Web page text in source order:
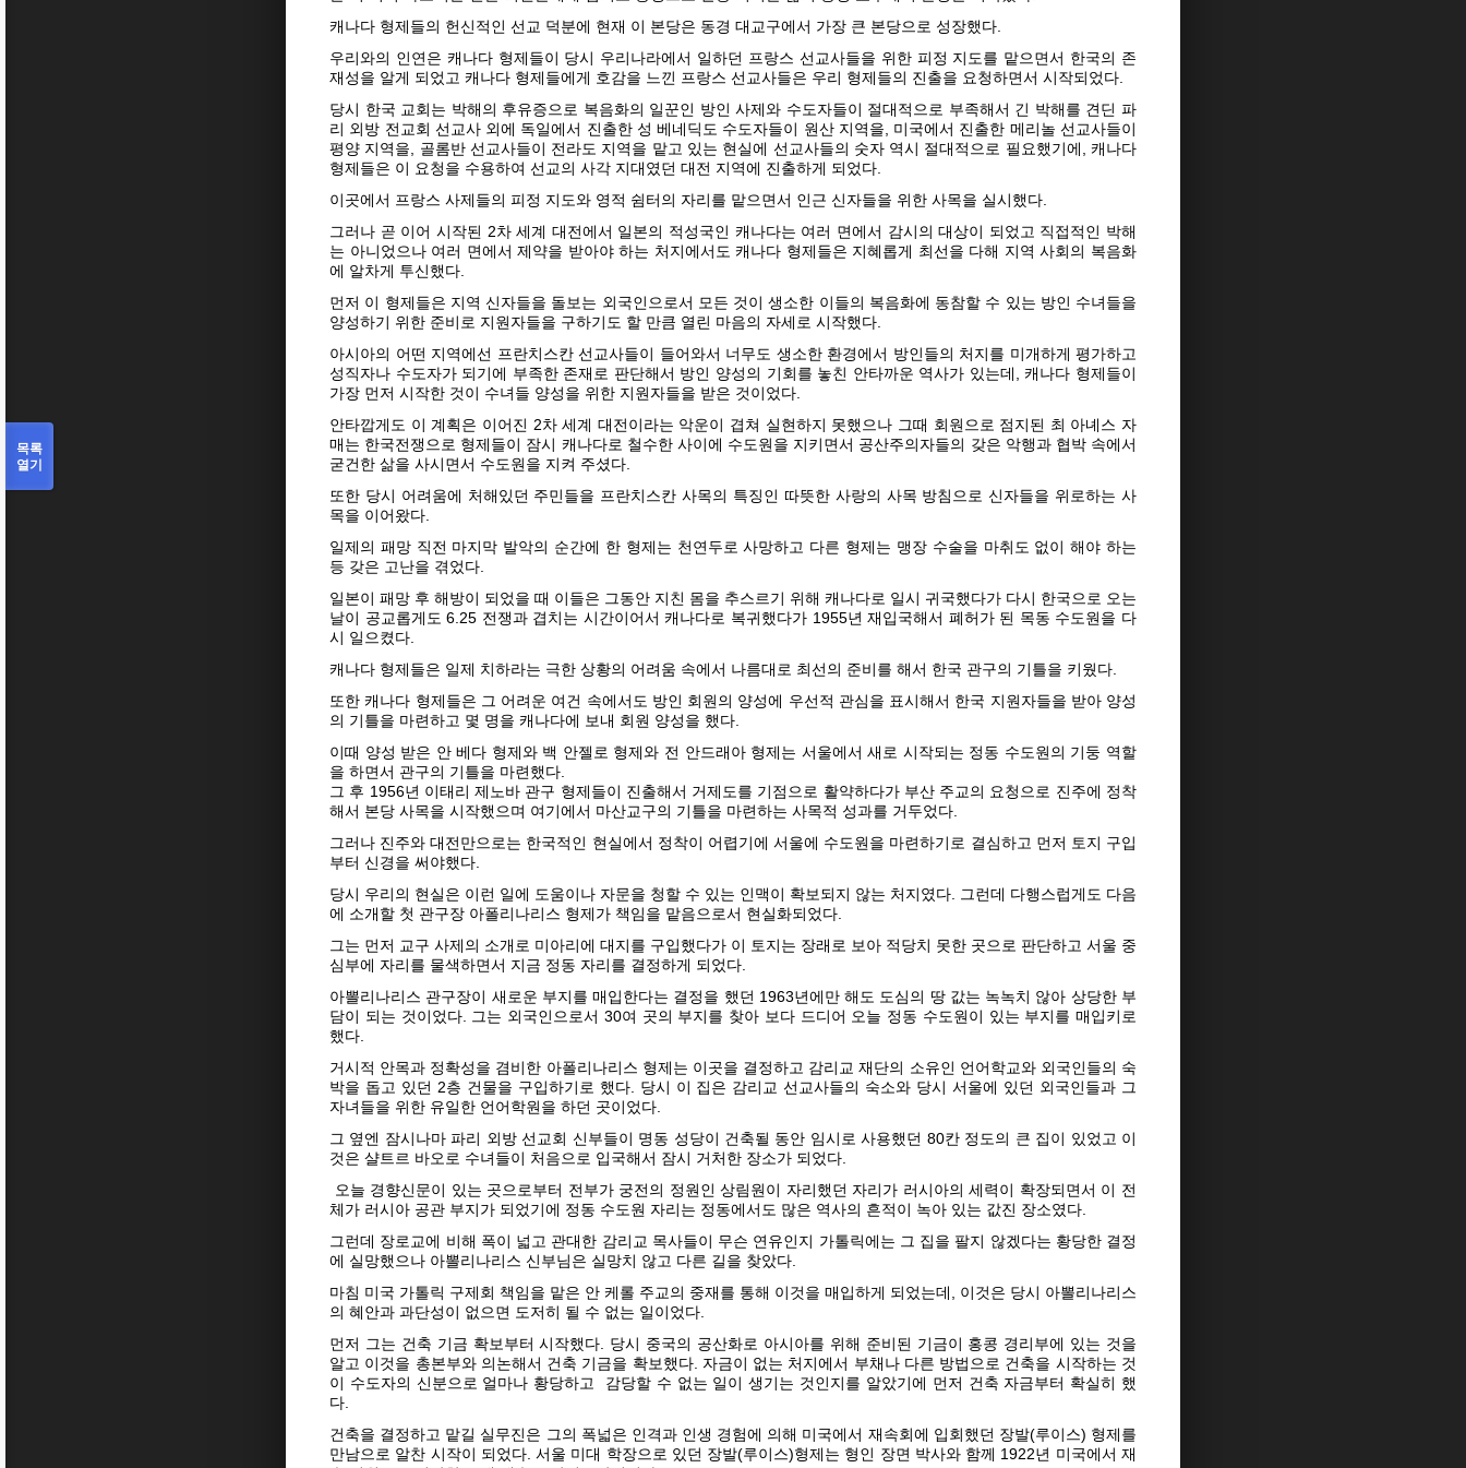
캐나다 형제들의 헌신적인 선교 덕분에 현재 이 본당은 동경 대교구에서 가장 큰 본당으로 성장했다.
우리와의 인연은 캐나다 형제들이 당시 우리나라에서 일하던 프랑스 선교사들을 위한 피정 지도를 맡으면서 한국의 존
재성을 알게 되었고 캐나다 형제들에게 호감을 느낀 프랑스 선교사들은 우리 형제들의 진출을 요청하면서 시작되었다.
당시 한국 교회는 박해의 후유증으로 복음화의 일꾼인 방인 사제와 수도자들이 절대적으로 부족해서 긴 박해를 견딘 파
리 외방 전교회 선교사 외에 독일에서 진출한 성 베네딕도 수도자들이 원산 지역을, 미국에서 진출한 메리놀 선교사들이
평양 지역을, 골롬반 선교사들이 전라도 지역을 맡고 있는 현실에 선교사들의 숫자 역시 절대적으로 필요했기에, 캐나다
형제들은 이 요청을 수용하여 선교의 사각 지대였던 대전 지역에 진출하게 되었다.
이곳에서 프랑스 사제들의 피정 지도와 영적 쉼터의 자리를 맡으면서 인근 신자들을 위한 사목을 실시했다.
그러나 곧 이어 시작된 2차 세계 대전에서 일본의 적성국인 캐나다는 여러 면에서 감시의 대상이 되었고 직접적인 박해
는 아니었으나 여러 면에서 제약을 받아야 하는 처지에서도 캐나다 형제들은 지혜롭게 최선을 다해 지역 사회의 복음화
에 알차게 투신했다.
먼저 이 형제들은 지역 신자들을 돌보는 외국인으로서 모든 것이 생소한 이들의 복음화에 동참할 수 있는 방인 수녀들을
양성하기 위한 준비로 지원자들을 구하기도 할 만큼 열린 마음의 자세로 시작했다.
아시아의 어떤 지역에선 프란치스칸 선교사들이 들어와서 너무도 생소한 환경에서 방인들의 처지를 미개하게 평가하고
성직자나 수도자가 되기에 부족한 존재로 판단해서 방인 양성의 기회를 놓친 안타까운 역사가 있는데, 캐나다 형제들이
가장 먼저 시작한 것이 수녀들 양성을 위한 지원자들을 받은 것이었다.
안타깝게도 이 계획은 이어진 2차 세계 대전이라는 악운이 겹쳐 실현하지 못했으나 그때 회원으로 점지된 최 아녜스 자
매는 한국전쟁으로 형제들이 잠시 캐나다로 철수한 사이에 수도원을 지키면서 공산주의자들의 갖은 악행과 협박 속에서
굳건한 삶을 사시면서 수도원을 지켜 주셨다.
또한 당시 어려움에 처해있던 주민들을 프란치스칸 사목의 특징인 따뜻한 사랑의 사목 방침으로 신자들을 위로하는 사
목을 이어왔다.
일제의 패망 직전 마지막 발악의 순간에 한 형제는 천연두로 사망하고 다른 형제는 맹장 수술을 마취도 없이 해야 하는
등 갖은 고난을 겪었다.
일본이 패망 후 해방이 되었을 때 이들은 그동안 지친 몸을 추스르기 위해 캐나다로 일시 귀국했다가 다시 한국으로 오는
날이 공교롭게도 6.25 전쟁과 겹치는 시간이어서 캐나다로 복귀했다가 1955년 재입국해서 폐허가 된 목동 수도원을 다
시 일으켰다.
캐나다 형제들은 일제 치하라는 극한 상황의 어려움 속에서 나름대로 최선의 준비를 해서 한국 관구의 기틀을 키웠다.
또한 캐나다 형제들은 그 어려운 여건 속에서도 방인 회원의 양성에 우선적 관심을 표시해서 한국 지원자들을 받아 양성
의 기틀을 마련하고 몇 명을 캐나다에 보내 회원 양성을 했다.
이때 양성 받은 안 베다 형제와 백 안젤로 형제와 전 안드래아 형제는 서울에서 새로 시작되는 정동 수도원의 기둥 역할
을 하면서 관구의 기틀을 마련했다.
그 후 1956년 이태리 제노바 관구 형제들이 진출해서 거제도를 기점으로 활약하다가 부산 주교의 요청으로 진주에 정착
해서 본당 사목을 시작했으며 여기에서 마산교구의 기틀을 마련하는 사목적 성과를 거두었다.
그러나 진주와 대전만으로는 한국적인 현실에서 정착이 어렵기에 서울에 수도원을 마련하기로 결심하고 먼저 토지 구입
부터 신경을 써야했다.
당시 우리의 현실은 이런 일에 도움이나 자문을 청할 수 있는 인맥이 확보되지 않는 처지였다. 그런데 다행스럽게도 다음
에 소개할 첫 관구장 아폴리나리스 형제가 책임을 맡음으로서 현실화되었다.
그는 먼저 교구 사제의 소개로 미아리에 대지를 구입했다가 이 토지는 장래로 보아 적당치 못한 곳으로 판단하고 서울 중
심부에 자리를 물색하면서 지금 정동 자리를 결정하게 되었다.
아뽈리나리스 관구장이 새로운 부지를 매입한다는 결정을 했던 1963년에만 해도 도심의 땅 값는 녹녹치 않아 상당한 부
담이 되는 것이었다. 그는 외국인으로서 30여 곳의 부지를 찾아 보다 드디어 오늘 정동 수도원이 있는 부지를 매입키로
했다.
거시적 안목과 정확성을 겸비한 아폴리나리스 형제는 이곳을 결정하고 감리교 재단의 소유인 언어학교와 외국인들의 숙
박을 돕고 있던 2층 건물을 구입하기로 했다. 당시 이 집은 감리교 선교사들의 숙소와 당시 서울에 있던 외국인들과 그
자녀들을 위한 유일한 언어학원을 하던 곳이었다.
그 옆엔 잠시나마 파리 외방 선교회 신부들이 명동 성당이 건축될 동안 임시로 사용했던 80칸 정도의 큰 집이 있었고 이
것은 샬트르 바오로 수녀들이 처음으로 입국해서 잠시 거처한 장소가 되었다.
오늘 경향신문이 있는 곳으로부터 전부가 궁전의 정원인 상림원이 자리했던 자리가 러시아의 세력이 확장되면서 이 전
체가 러시아 공관 부지가 되었기에 정동 수도원 자리는 정동에서도 많은 역사의 흔적이 녹아 있는 값진 장소였다.
그런데 장로교에 비해 폭이 넓고 관대한 감리교 목사들이 무슨 연유인지 가톨릭에는 그 집을 팔지 않겠다는 황당한 결정
에 실망했으나 아뽈리나리스 신부님은 실망치 않고 다른 길을 찾았다.
마침 미국 가톨릭 구제회 책임을 맡은 안 케롤 주교의 중재를 통해 이것을 매입하게 되었는데, 이것은 당시 아뽈리나리스
의 혜안과 과단성이 없으면 도저히 될 수 없는 일이었다.
먼저 그는 건축 기금 확보부터 시작했다. 당시 중국의 공산화로 아시아를 위해 준비된 기금이 홍콩 경리부에 있는 것을
알고 이것을 총본부와 의논해서 건축 기금을 확보했다. 자금이 없는 처지에서 부채나 다른 방법으로 건축을 시작하는 것
이 수도자의 신분으로 얼마나 황당하고
감당할 수 없는 일이 생기는 것인지를 알았기에 먼저 건축 자금부터 확실히 했
다.
건축을 결정하고 맡길 실무진은 그의 폭넓은 인격과 인생 경험에 의해 미국에서 재속회에 입회했던 장발(루이스) 형제를
만남으로 알찬 시작이 되었다. 서울 미대 학장으로 있던 장발(루이스)형제는 형인 장면 박사와 함께 1922년 미국에서 재
목록
열기